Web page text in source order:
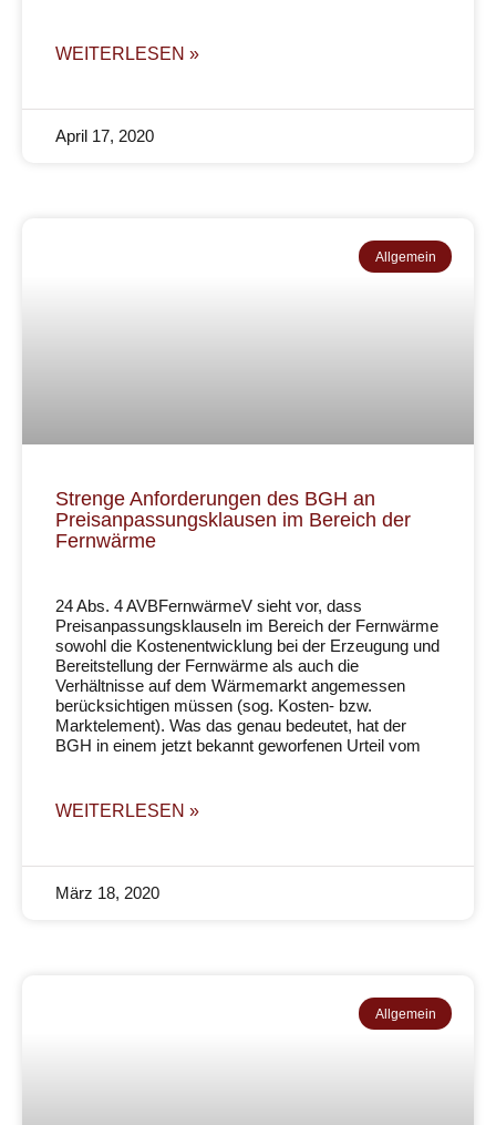
WEITERLESEN »
April 17, 2020
Allgemein
Strenge Anforderungen des BGH an
Preisanpassungsklausen im Bereich der
Fernwärme
24 Abs. 4 AVBFernwärmeV sieht vor, dass
Preisanpassungsklauseln im Bereich der Fernwärme
sowohl die Kostenentwicklung bei der Erzeugung und
Bereitstellung der Fernwärme als auch die
Verhältnisse auf dem Wärmemarkt angemessen
berücksichtigen müssen (sog. Kosten- bzw.
Marktelement). Was das genau bedeutet, hat der
BGH in einem jetzt bekannt geworfenen Urteil vom
WEITERLESEN »
März 18, 2020
Allgemein